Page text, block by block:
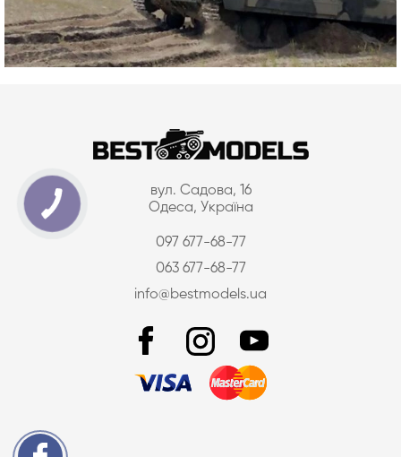
вул. Садова, 16
Одеса, Україна
097 677-68-77
063 677-68-77
info@bestmodels.ua